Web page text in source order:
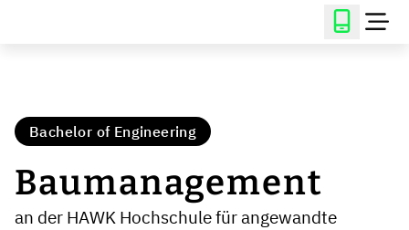
Bachelor of Engineering
Baumanagement
an der HAWK Hochschule für angewandte